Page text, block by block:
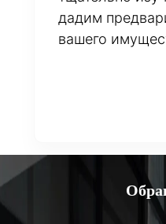
дадим
вашего